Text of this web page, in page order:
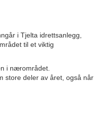
i Tjelta idrettsanlegg,
til et viktig
i nærområdet.
store deler av året, også når